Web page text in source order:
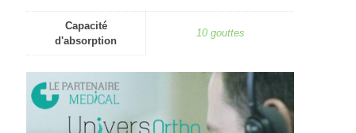
Capacité
d'absorption
10 gouttes